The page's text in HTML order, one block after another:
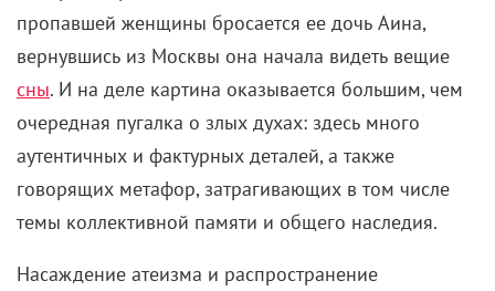
пропавшей женщины бросается ее дочь Аина,
вернувшись из Москвы она начала видеть вещие
сны. И на деле картина оказывается большим, чем
очередная пугалка о злых духах: здесь много
аутентичных и фактурных деталей, а также
говорящих метафор, затрагивающих в том числе
темы коллективной памяти и общего наследия.
Насаждение атеизма и распространение